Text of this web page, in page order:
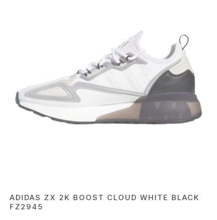
ADIDAS ZX 2K BOOST CLOUD WHITE BLACK
FZ2945